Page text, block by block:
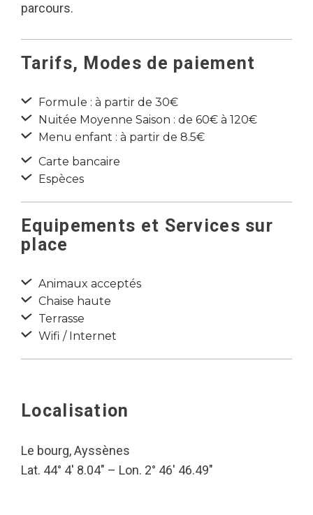
parcours.
Tarifs, Modes de paiement
Formule : à partir de 30€
Nuitée Moyenne Saison : de 60€ à 120€
Menu enfant : à partir de 8.5€
Carte bancaire
Espèces
Equipements et Services sur
place
Animaux acceptés
Chaise haute
Terrasse
Wifi / Internet
Localisation
Le bourg, Ayssènes
Lat. 44° 4′ 8.04″ – Lon. 2° 46′ 46.49″